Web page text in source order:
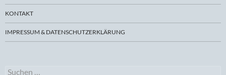
KONTAKT
IMPRESSUM & DATENSCHUTZERKLÄRUNG
Suchen